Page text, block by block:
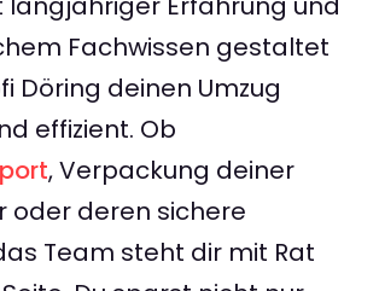
Fachwissen gestaltet
Döring deinen Umzug
effizient. Ob
, Verpackung deiner
oder deren sichere
Team steht dir mit Rat